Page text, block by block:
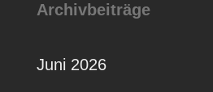
Archivbeiträge
Juni 2026